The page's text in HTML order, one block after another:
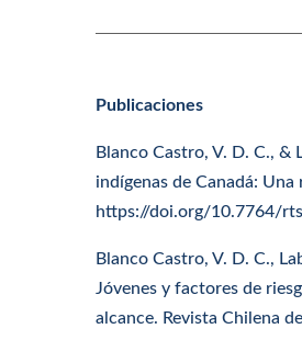
Publicaciones
Blanco Castro, V. D. C., &
indígenas de Canadá:
https://doi.org/10.7764/
Blanco Castro, V. D. C.,
Jóvenes y factores de
alcance. Revista Chilena